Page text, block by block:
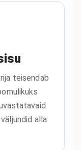
teisendab
alla